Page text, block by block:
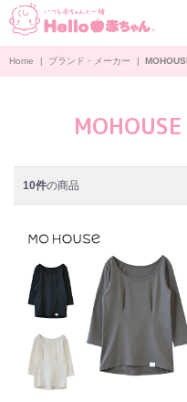
Home | ブランド・メーカー |
10件の商品